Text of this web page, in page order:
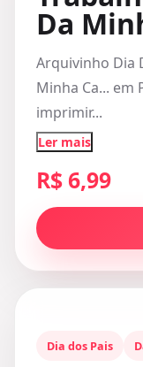
Da
Arquivinho Dia
Minha Ca... em
imprimir...
Ler mais
R$ 6,99
Dia dos Pais